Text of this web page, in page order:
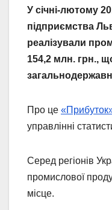
У січні-лютому
підприємства
реалізували
154,2 млн. грн.,
Про це
управлінні
Серед регіонів
промислової
місце.